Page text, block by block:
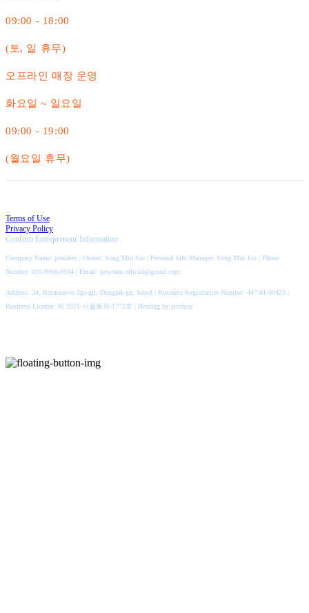
09:00 - 18:00
(토, 일 휴무)
오프라인 매장 운영
화요일 ~ 일요일
09:00 - 19:00
(월요일 휴무)
Terms of Use
Privacy Policy
Confirm Entrepreneur Information
Company Name: powders | Owner: Song Min Joo | Personal Info Manager: Song Min Joo | Phone
Number: 010-9966-9104 | Email: powders.official@gmail.com
Address: 24, Boramae-ro 5ga-gil, Dongjak-gu, Seoul | Business Registration Number: 447-61-00423
Business License: 제 2021-서울동작-1772호 | Hosting by sixshop